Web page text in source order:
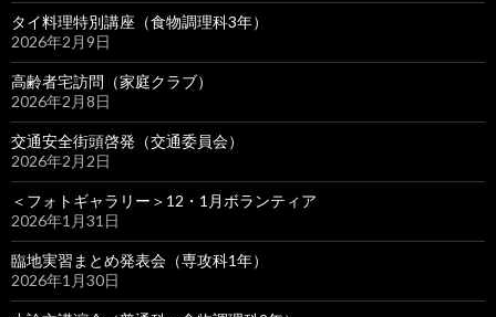
タイ料理特別講座（食物調理科3年）
2026年2月9日
高齢者宅訪問（家庭クラブ）
2026年2月8日
交通安全街頭啓発（交通委員会）
2026年2月2日
＜フォトギャラリー＞12・1月ボランティア
2026年1月31日
臨地実習まとめ発表会（専攻科1年）
2026年1月30日